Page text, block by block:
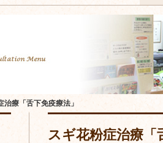
治療「舌下免疫療法」
スギ花粉症治療「